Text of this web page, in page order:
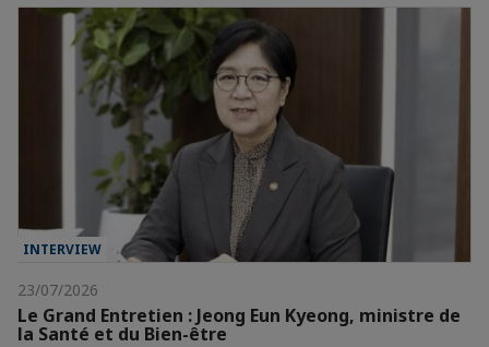
INTERVIEW
23/07/2026
Le Grand Entretien : Jeong Eun Kyeong, ministre de
la Santé et du Bien-être